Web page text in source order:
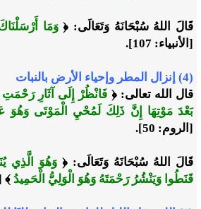
قَالَ اللهُ سُبْحَانَهُ وَتَعَالَى: ﴿وَمَا
[الأنبياء: 107].
(4) إنزال المطر وإحياء الأرض بالنبات
قال الله تعالى: ﴿ فَانْظُرْ إِلَى آثَارِ
بَعْدَ مَوْتِهَا إِنَّ ذَلِكَ لَمُحْيِ الْمَوْتَى
[الروم: 50].
قَالَ اللهُ سُبْحَانَهُ وَتَعَالَى: ﴿ وَهُوَ الَّذِي
قَنَطُوا وَيَنْشُرُ رَحْمَتَهُ وَهُوَ الْوَلِيُّ الْحَمِيدُ ﴾